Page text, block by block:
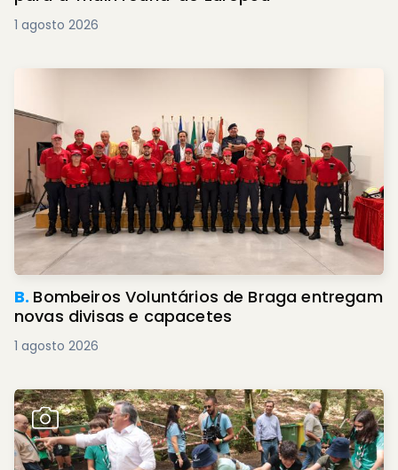
1 agosto 2026
B. Bombeiros Voluntários de Braga entregam
novas divisas e capacetes
1 agosto 2026